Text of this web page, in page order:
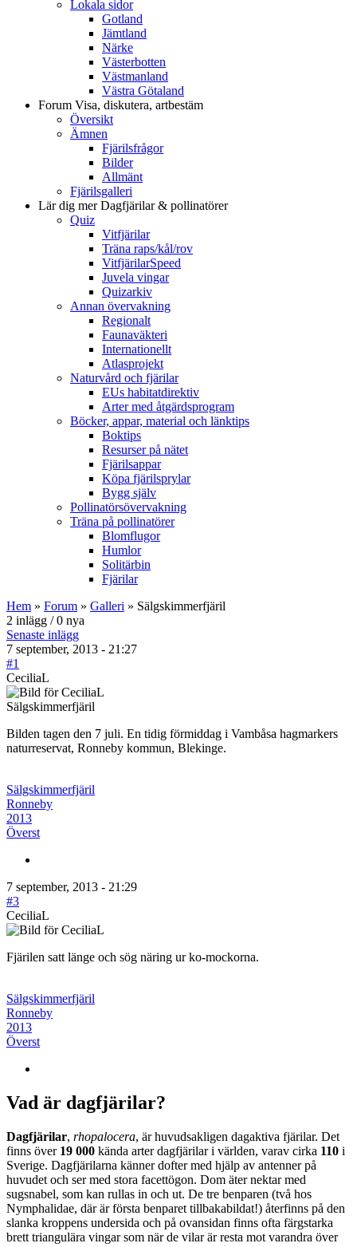
Lokala sidor
Gotland
Jämtland
Närke
Västerbotten
Västmanland
Västra Götaland
Forum Visa, diskutera, artbestäm
Översikt
Ämnen
Fjärilsfrågor
Bilder
Allmänt
Fjärilsgalleri
Lär dig merDagfjärilar & pollinatörer
Quiz
Vitfjärilar
Träna raps/kål/rov
VitfjärilarSpeed
Juvela vingar
Quizarkiv
Annan övervakning
Regionalt
Faunaväkteri
Internationellt
Atlasprojekt
Naturvård och fjärilar
EUs habitatdirektiv
Arter med åtgärdsprogram
Böcker, appar, material och länktips
Boktips
Resurser på nätet
Fjärilsappar
Köpa fjärilsprylar
Bygg själv
Pollinatörsövervakning
Träna på pollinatörer
Blomflugor
Humlor
Solitärbin
Fjärilar
Hem » Forum » Galleri » Sälgskimmerfjäril
2 inlägg / 0 nya
Senaste inlägg
7 september, 2013 - 21:27
#1
CeciliaL
Sälgskimmerfjäril
Bilden tagen den 7 juli. En tidig förmiddag i Vambåsa hagmarkers
naturreservat, Ronneby kommun, Blekinge.
Sälgskimmerfjäril
Ronneby
2013
Överst
7 september, 2013 - 21:29
#3
CeciliaL
Fjärilen satt länge och sög näring ur ko-mockorna.
Sälgskimmerfjäril
Ronneby
2013
Överst
Vad är dagfjärilar?
Dagfjärilar, rhopalocera, är huvudsakligen dagaktiva fjärilar. Det
finns över 19 000 kända arter dagfjärilar i världen, varav cirka 110 i
Sverige. Dagfjärilarna känner dofter med hjälp av antenner på
huvudet och ser med stora facettögon. Dom äter nektar med
sugsnabel, som kan rullas in och ut. De tre benparen (två hos
Nymphalidae, där är första benparet tillbakabildat!) återfinns på den
slanka kroppens undersida och på ovansidan finns ofta färgstarka
brett triangulära vingar som när de vilar är resta mot varandra över